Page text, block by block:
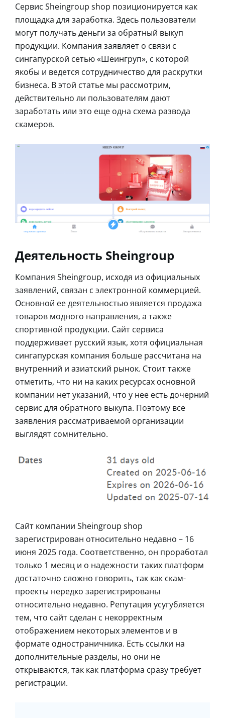
Сервис Sheingroup shop позиционируется как
площадка для заработка. Здесь пользователи
могут получать деньги за обратный выкуп
продукции. Компания заявляет о связи с
сингапурской сетью «Шеингруп», с которой
якобы и ведется сотрудничество для раскрутки
бизнеса. В этой статье мы рассмотрим,
действительно ли пользователям дают
заработать или это еще одна схема развода
скамеров.
Деятельность Sheingroup
Компания Sheingroup, исходя из официальных
заявлений, связан с электронной коммерцией.
Основной ее деятельностью является продажа
товаров модного направления, а также
спортивной продукции. Сайт сервиса
поддерживает русский язык, хотя официальная
сингапурская компания больше рассчитана на
внутренний и азиатский рынок. Стоит также
отметить, что ни на каких ресурсах основной
компании нет указаний, что у нее есть дочерний
сервис для обратного выкупа. Поэтому все
заявления рассматриваемой организации
выглядят сомнительно.
Сайт компании Sheingroup shop
зарегистрирован относительно недавно – 16
июня 2025 года. Соответственно, он проработал
только 1 месяц и о надежности таких платформ
достаточно сложно говорить, так как скам-
проекты нередко зарегистрированы
относительно недавно. Репутация усугубляется
тем, что сайт сделан с некорректным
отображением некоторых элементов и в
формате одностраничника. Есть ссылки на
дополнительные разделы, но они не
открываются, так как платформа сразу требует
регистрации.